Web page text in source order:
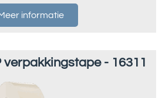
informatie
verpakkingstape - 16311